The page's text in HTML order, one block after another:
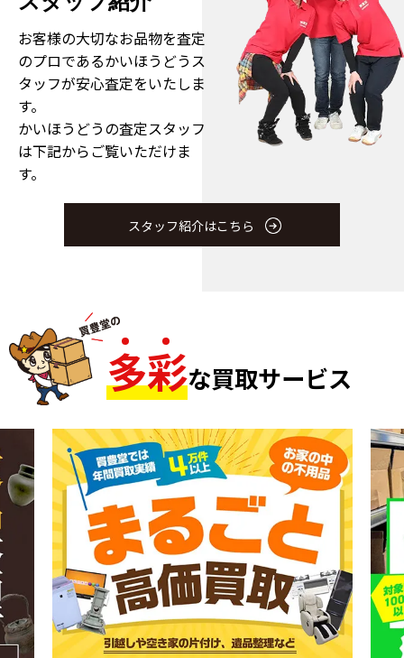
お客様の大切なお品物を査定
のプロであるかいほうどうス
タッフが安心査定をいたしま
す。
かいほうどうの査定スタッフ
は下記からご覧いただけま
す。
スタッフ紹介はこちら
多彩な買取サービス